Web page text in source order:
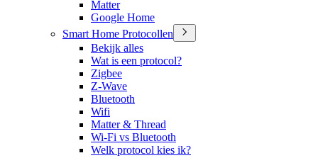
Matter
Google Home
Smart Home Protocollen
Bekijk alles
Wat is een protocol?
Zigbee
Z-Wave
Bluetooth
Wifi
Matter & Thread
Wi-Fi vs Bluetooth
Welk protocol kies ik?